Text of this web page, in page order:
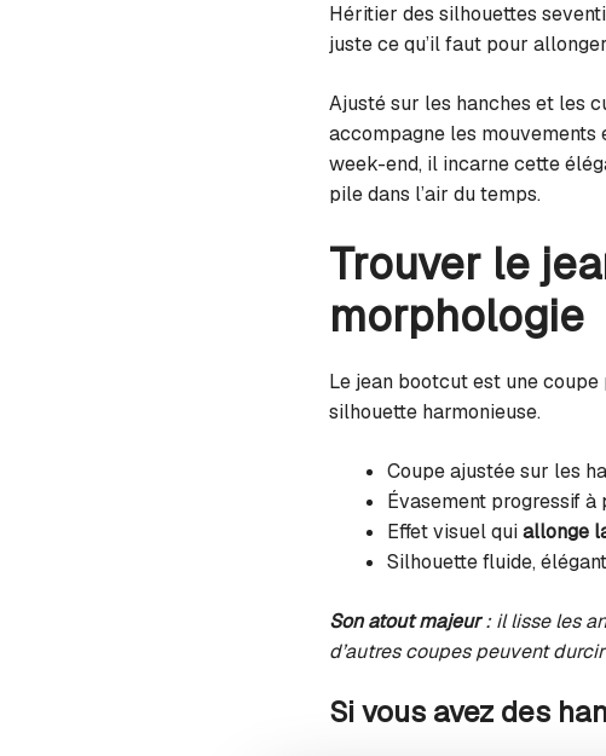
Héritier des silhouettes
juste ce qu’il faut pour
Ajusté sur les hanches et les
accompagne les mouvements
week-end, il incarne cette
pile dans l’air du temps.
Trouver le
morphologie
Le jean bootcut est une coupe
silhouette harmonieuse.
Coupe ajustée sur les
Évasement progressif à
Effet visuel quiallonge
Silhouette fluide,
Son atout majeur: il lisse les
d’autres coupes peuvent
Si vous avez des